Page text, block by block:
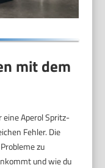
mit dem
Aperol Spritz-
Fehler. Die
zu
und wie du